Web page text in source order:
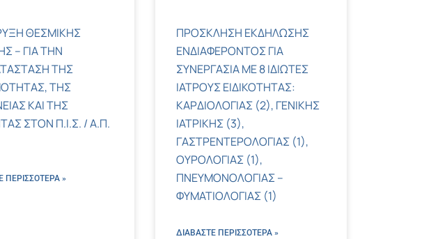
ΘΕΣΜΙΚΗΣ
– ΓΙΑ ΤΗΝ
ΤΗΣ
ΤΗΣ
ΚΑΙ ΤΗΣ
ΣΤΟΝ Π.Ι.Σ. / Α.Π.
ΠΕΡΙΣΣΌΤΕΡΑ »
ΠΡΟΣΚΛΗΣΗ ΕΚΔΗΛΩΣΗΣ
ΕΝΔΙΑΦΕΡΟΝΤΟΣ ΓΙΑ
ΣΥΝΕΡΓΑΣΙΑ ΜΕ 8 ΙΔΙΩΤΕΣ
ΙΑΤΡΟΥΣ ΕΙΔΙΚΟΤΗΤΑΣ:
ΚΑΡΔΙΟΛΟΓΙΑΣ (2), ΓΕΝΙΚΗΣ
ΙΑΤΡΙΚΗΣ (3),
ΓΑΣΤΡΕΝΤΕΡΟΛΟΓΙΑΣ (1),
ΟΥΡΟΛΟΓΙΑΣ (1),
ΠΝΕΥΜΟΝΟΛΟΓΙΑΣ –
ΦΥΜΑΤΙΟΛΟΓΙΑΣ (1)
ΔΙΑΒΑΣΤΕ ΠΕΡΙΣΣΌΤΕΡΑ »